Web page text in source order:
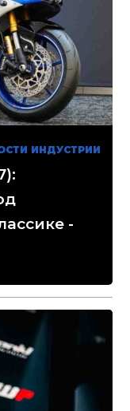
ИНДУСТРИИ
-